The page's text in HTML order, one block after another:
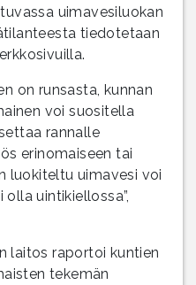
uimavesiluokan
tiedotetaan
on runsasta, kunnan
voi suositella
rannalle
erinomaiseen tai
luokiteltu uimavesi voi
uintikiellossa”,
laitos raportoi kuntien
tekemän